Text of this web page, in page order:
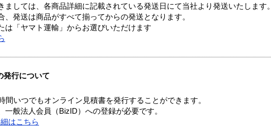
ましては、各商品詳細に記載されている発送日にて当社より発送いたします。
、発送は商品がすべて揃ってからの発送となります。
「ヤマト運輸」からお選びいただけます
発行について
間いつでもオンライン見積書を発行することができます。
般法人会員（BizID）への登録が必要です。
はこちら